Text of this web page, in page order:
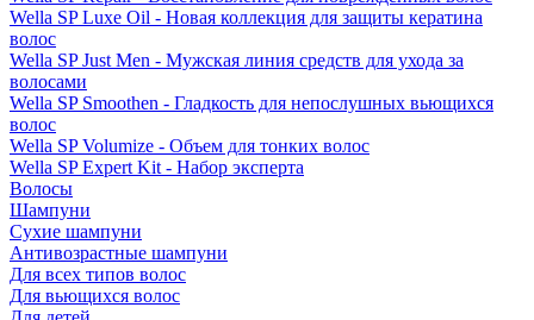
Wella SP Luxe Oil - Новая коллекция для защиты кератина
волос
Wella SP Just Men - Мужская линия средств для ухода за
волосами
Wella SP Smoothen - Гладкость для непослушных вьющихся
волос
Wella SP Volumize - Объем для тонких волос
Wella SP Expert Kit - Набор эксперта
Волосы
Шампуни
Сухие шампуни
Антивозрастные шампуни
Для всех типов волос
Для вьющихся волос